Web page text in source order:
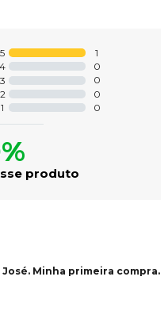
5
1
4
0
3
0
2
0
1
0
produto
Minha primeira compra.